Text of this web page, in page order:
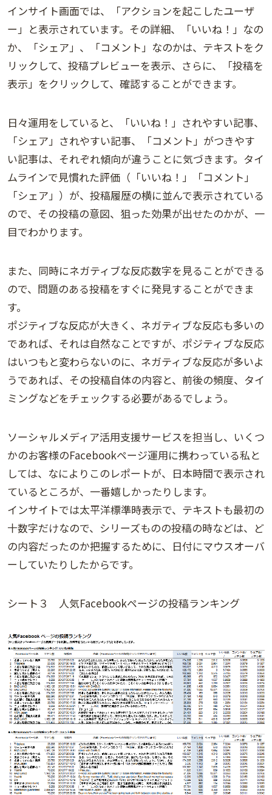
インサイト画面では、「アクションを起こしたユーザ
ー」と表示されています。その詳細、「いいね！」なの
か、「シェア」、「コメント」なのかは、テキストをク
リックして、投稿プレビューを表示、さらに、「投稿を
表示」をクリックして、確認することができます。
日々運用をしていると、「いいね！」されやすい記事、
「シェア」されやすい記事、「コメント」がつきやす
い記事は、それぞれ傾向が違うことに気づきます。タイ
ムラインで見慣れた評価（「いいね！」「コメント」
「シェア」）が、投稿履歴の横に並んで表示されている
ので、その投稿の意図、狙った効果が出せたのかが、一
目でわかります。
また、同時にネガティブな反応数字を見ることができる
ので、問題のある投稿をすぐに発見することができま
す。
ポジティブな反応が大きく、ネガティブな反応も多いの
であれば、それは自然なことですが、ポジティブな反応
はいつもと変わらないのに、ネガティブな反応が多いよ
うであれば、その投稿自体の内容と、前後の頻度、タイ
ミングなどをチェックする必要があるでしょう。
ソーシャルメディア活用支援サービスを担当し、いくつ
かのお客様のFacebookページ運用に携わっている私と
しては、なによりこのレポートが、日本時間で表示され
ているところが、一番嬉しかったりします。
インサイトでは太平洋標準時表示で、テキストも最初の
十数字だけなので、シリーズものの投稿の時などは、ど
の内容だったのか把握するために、日付にマウスオーバ
ーしていたりしたからです。
シート３ 人気Facebookページの投稿ランキング